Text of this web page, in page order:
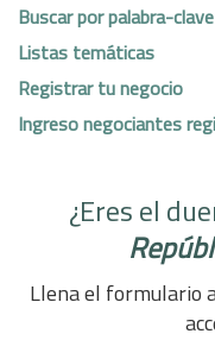
Buscar por palabra-clave
Listas temáticas
Registrar tu negocio
Ingreso negociantes
¿Eres el
Llena el formulario